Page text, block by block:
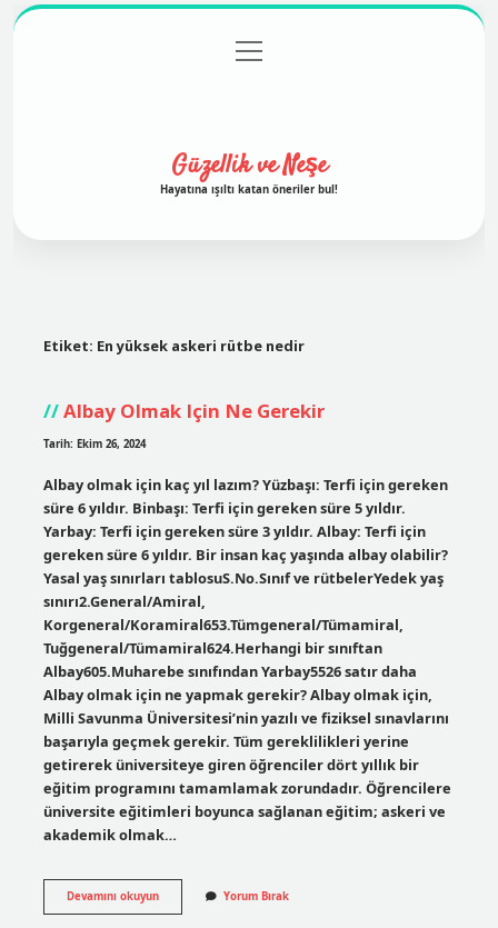
Gizlilik Politikası
menüyü
aç
Güzellik ve Neşe
Hayatına ışıltı katan öneriler bul!
Etiket: En yüksek askeri rütbe nedir
Albay Olmak Için Ne Gerekir
Tarih: Ekim 26, 2024
Albay olmak için kaç yıl lazım? Yüzbaşı: Terfi için gereken
süre 6 yıldır. Binbaşı: Terfi için gereken süre 5 yıldır.
Yarbay: Terfi için gereken süre 3 yıldır. Albay: Terfi için
gereken süre 6 yıldır. Bir insan kaç yaşında albay olabilir?
Yasal yaş sınırları tablosuS.No.Sınıf ve rütbelerYedek yaş
sınırı2.General/Amiral,
Korgeneral/Koramiral653.Tümgeneral/Tümamiral,
Tuğgeneral/Tümamiral624.Herhangi bir sınıftan
Albay605.Muharebe sınıfından Yarbay5526 satır daha
Albay olmak için ne yapmak gerekir? Albay olmak için,
Milli Savunma Üniversitesi’nin yazılı ve fiziksel sınavlarını
başarıyla geçmek gerekir. Tüm gereklilikleri yerine
getirerek üniversiteye giren öğrenciler dört yıllık bir
eğitim programını tamamlamak zorundadır. Öğrencilere
üniversite eğitimleri boyunca sağlanan eğitim; askeri ve
akademik olmak…
Devamını okuyunAlbay
Olmak
Yorum Bırak